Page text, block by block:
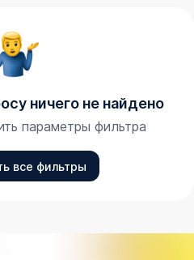
ничего не найдено
параметры фильтра
все фильтры